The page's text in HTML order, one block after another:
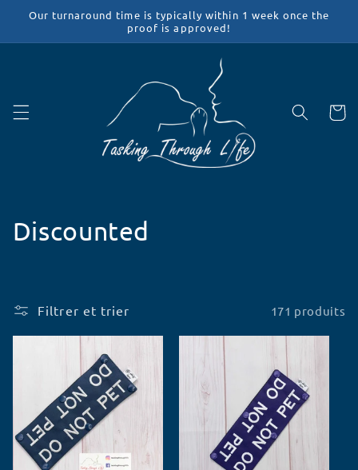
passer
contenu
Our turnaround time is typically within 1 week once the
proof is approved!
Panier
C
t
i
Discounted
Filtrer et trier 171 produits